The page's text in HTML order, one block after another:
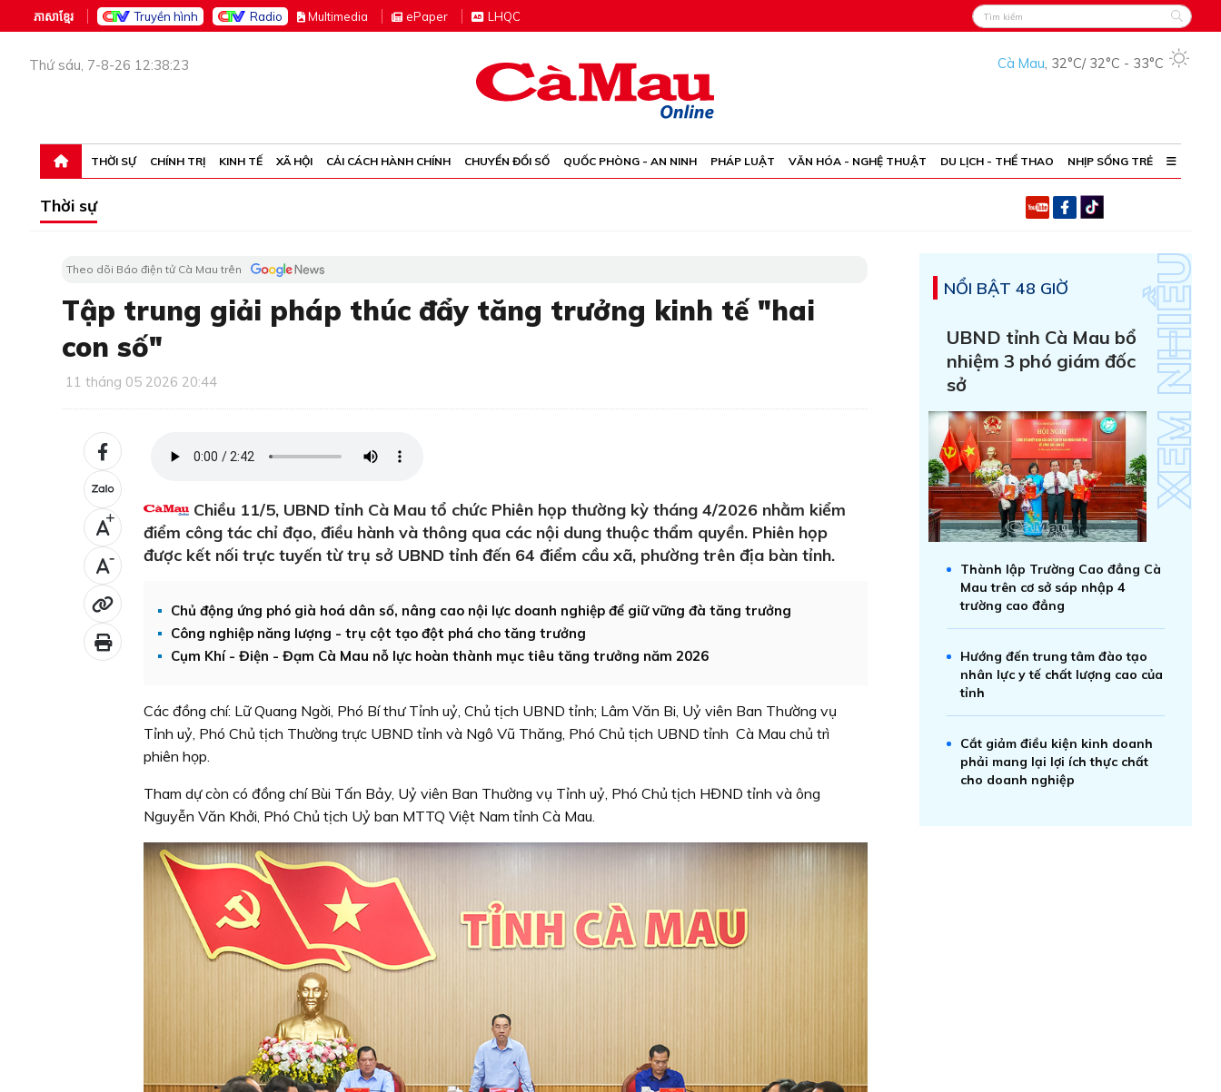
ភាសាខ្មែរ Truyền hình Radio Multimedia ePaper LHQC
Thứ sáu, 7-8-26 12:38:23 Cà Mau, 32°C/ 32°C - 33°C
THỜI SỰ CHÍNH TRỊ KINH TẾ XÃ HỘI CẢI CÁCH HÀNH CHÍNH CHUYỂN ĐỔI SỐ QUỐC PHÒNG - AN NINH PHÁP LUẬT VĂN HÓA - NGHỆ THUẬT DU LỊCH - THỂ THAO NHỊP SỐNG TRẺ
Thời sự
Theo dõi Báo điện tử Cà Mau trên
Tập trung giải pháp thúc đẩy tăng trưởng kinh tế "hai
con số"
11 tháng 05 2026 20:44
+
-
Chiều 11/5, UBND tỉnh Cà Mau tổ chức Phiên họp thường kỳ tháng 4/2026 nhằm kiểm
điểm công tác chỉ đạo, điều hành và thông qua các nội dung thuộc thẩm quyền. Phiên họp
được kết nối trực tuyến từ trụ sở UBND tỉnh đến 64 điểm cầu xã, phường trên địa bàn tỉnh.
Chủ động ứng phó già hoá dân số, nâng cao nội lực doanh nghiệp để giữ vững đà tăng trưởng
Công nghiệp năng lượng - trụ cột tạo đột phá cho tăng trưởng
Cụm Khí - Điện - Đạm Cà Mau nỗ lực hoàn thành mục tiêu tăng trưởng năm 2026
Các đồng chí: Lữ Quang Ngời, Phó Bí thư Tỉnh uỷ, Chủ tịch UBND tỉnh; Lâm Văn Bi, Uỷ viên Ban Thường vụ
Tỉnh uỷ, Phó Chủ tịch Thường trực UBND tỉnh và Ngô Vũ Thăng, Phó Chủ tịch UBND tỉnh Cà Mau chủ trì
phiên họp.
Tham dự còn có đồng chí Bùi Tấn Bảy, Uỷ viên Ban Thường vụ Tỉnh uỷ, Phó Chủ tịch HĐND tỉnh và ông
Nguyễn Văn Khởi, Phó Chủ tịch Uỷ ban MTTQ Việt Nam tỉnh Cà Mau.
NỔI BẬT 48 GIỜ
UBND tỉnh Cà Mau bổ
nhiệm 3 phó giám đốc
sở
Thành lập Trường Cao đẳng Cà
Mau trên cơ sở sáp nhập 4
trường cao đẳng
Hướng đến trung tâm đào tạo
nhân lực y tế chất lượng cao của
tỉnh
Cắt giảm điều kiện kinh doanh
phải mang lại lợi ích thực chất
cho doanh nghiệp